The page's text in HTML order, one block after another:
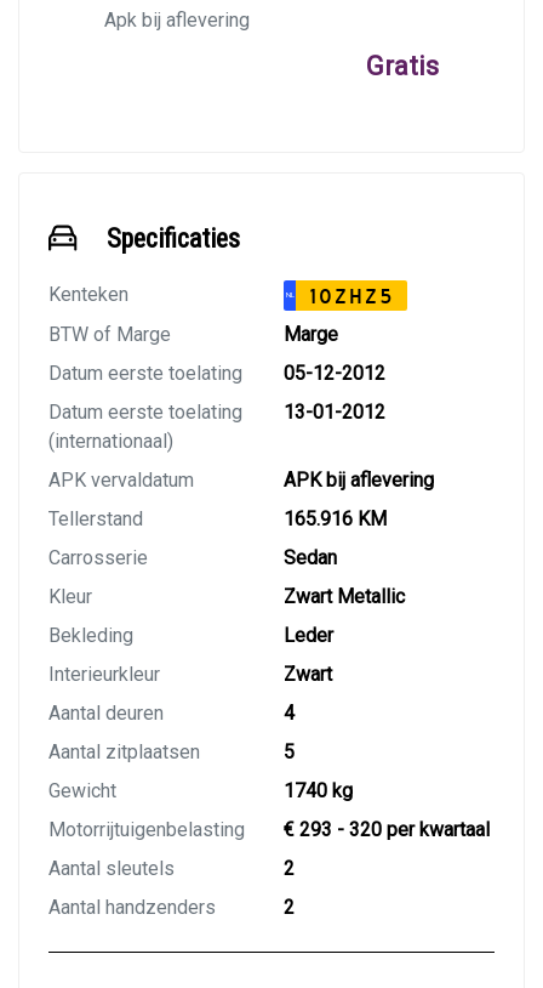
Apk bij aflevering
Gratis
Specificaties
Kenteken NL 10ZHZ5
BTW of Marge
Marge
Datum eerste toelating
05-12-2012
Datum eerste toelating
(internationaal)
13-01-2012
APK vervaldatum
APK bij aflevering
Tellerstand
165.916 KM
Carrosserie
Sedan
Kleur
Zwart Metallic
Bekleding
Leder
Interieurkleur
Zwart
Aantal deuren
4
Aantal zitplaatsen
5
Gewicht
1740 kg
Motorrijtuigenbelasting
€ 293 - 320 per kwartaal
Aantal sleutels
2
Aantal handzenders
2